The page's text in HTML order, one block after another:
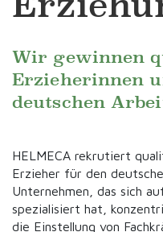
Wir gewinnen
Erzieherinnen
deutschen
HELMECA rekrutiert
Erzieher für den
Unternehmen, das sich
spezialisiert hat,
die Einstellung von